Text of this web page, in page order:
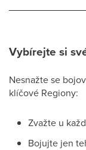
Vybírejte si
Nesnažte se
klíčové Regiony:
Zvažte u
Bojujte jen